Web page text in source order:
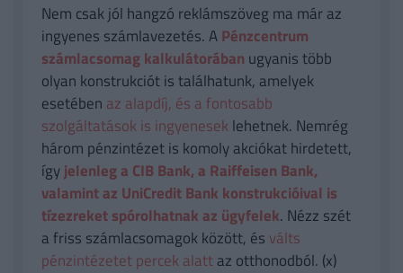
Nem csak jól hangzó reklámszöveg ma már az
ingyenes számlavezetés. APénzcentrum
számlacsomag kalkulátorában ugyanis több
olyan konstrukciót is találhatunk, amelyek
esetében az alapdíj, és a fontosabb
szolgáltatások is ingyenesek lehetnek. Nemrég
három pénzintézet is komoly akciókat hirdetett,
ígyjelenleg a CIB Bank, a Raiffeisen Bank,
valamint az UniCredit Bank konstrukcióival is
tízezreket spórolhatnak az ügyfelek. Nézz szét
a friss számlacsomagok között, és válts
pénzintézetet percek alattaz otthonodból. (x)